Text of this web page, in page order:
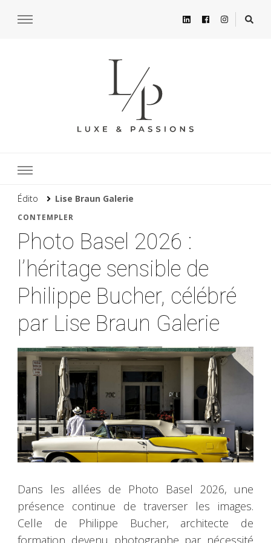
Édito Lise Braun Galerie
CONTEMPLER
Photo Basel 2026 :
l’héritage sensible de
Philippe Bucher, célébré
par Lise Braun Galerie
Dans les allées de Photo Basel 2026, une
présence continue de traverser les images.
Celle de Philippe Bucher, architecte de